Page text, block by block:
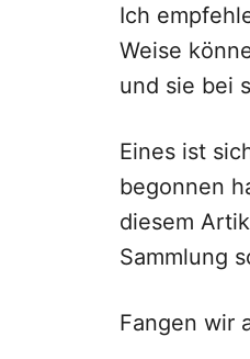
Ich
Weise
und sie bei
Eines ist
begonnen
diesem
Sammlung
Fangen wir